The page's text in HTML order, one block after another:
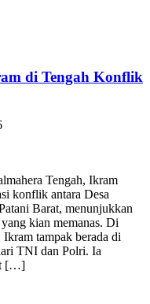
di Tengah Konflik
Tengah, Ikram
konflik antara Desa
Barat, menunjukkan
kian memanas. Di
tampak berada di
TNI dan Polri. Ia
[…]